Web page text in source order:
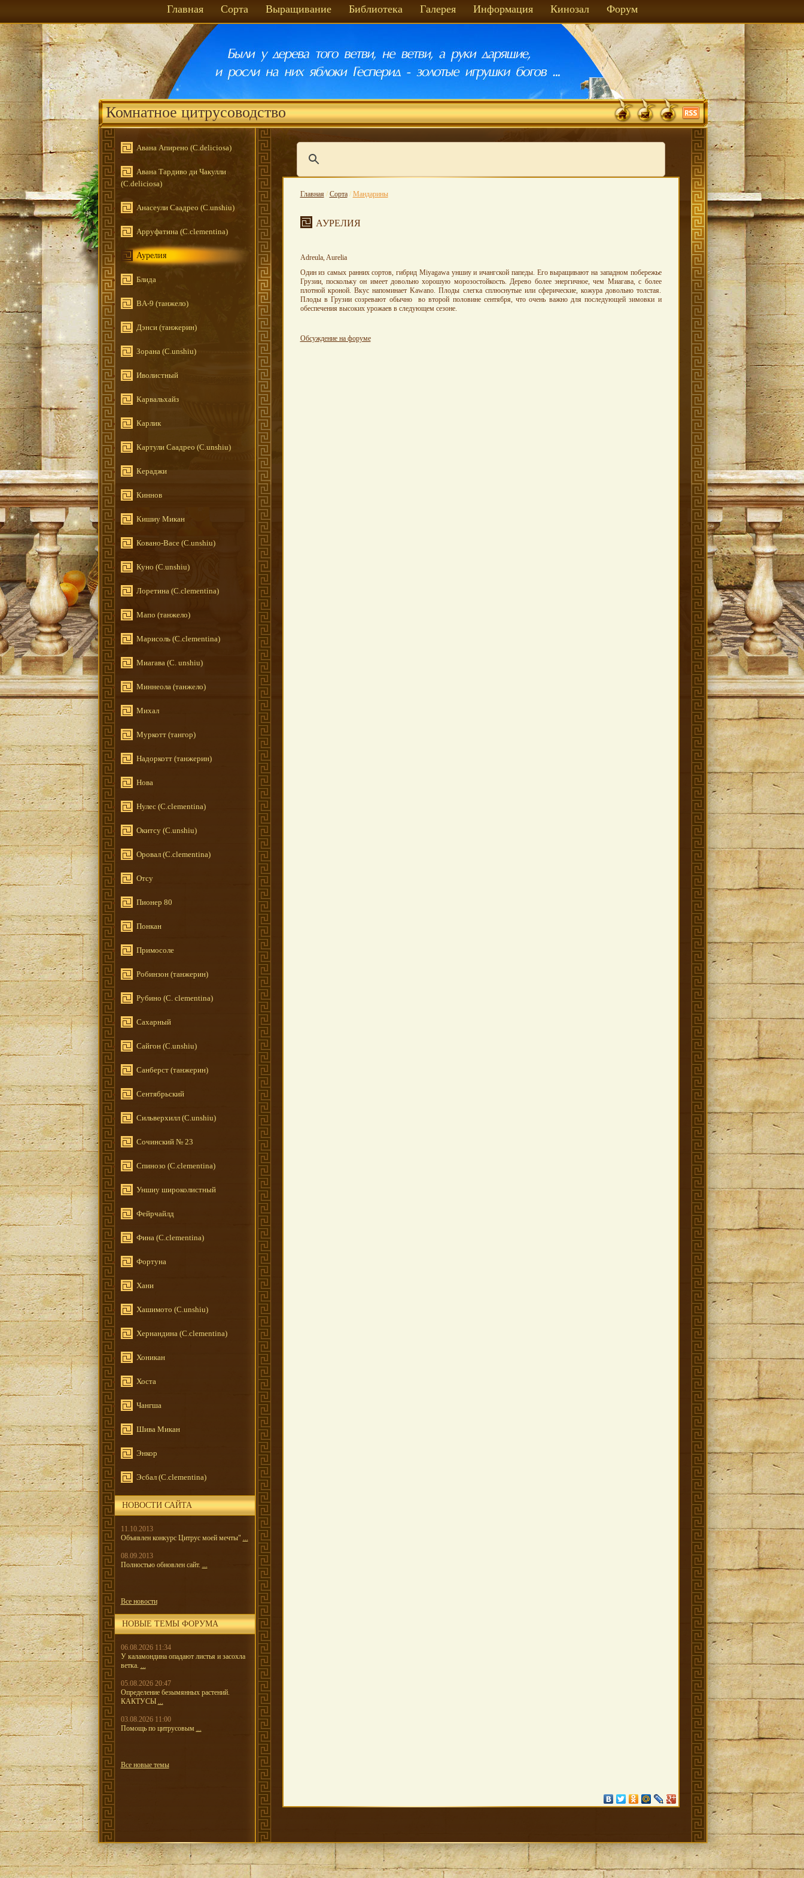
Главная Сорта Выращивание Библиотека Галерея Информация Кинозал Форум
Комнатное цитрусоводство
Авана Апирено (C.deliciosa)
Авана Тардиво ди Чакулли
(C.deliciosa)
Анасеули Саадрео (C.unshiu)
Арруфатина (C.clementina)
Аурелия
Блида
BA-9 (танжело)
Дэнси (танжерин)
Зорана (C.unshiu)
Иволистный
Карвальхайз
Карлик
Картули Саадрео (C.unshiu)
Кераджи
Киннов
Кишиу Микан
Ковано-Васе (C.unshiu)
Куно (C.unshiu)
Лоретина (C.clementina)
Мапо (танжело)
Марисоль (C.clementina)
Миагава (C. unshiu)
Миннеола (танжело)
Михал
Муркотт (тангор)
Надоркотт (танжерин)
Нова
Нулес (C.clementina)
Окитсу (C.unshiu)
Оровал (C.clementina)
Отсу
Пионер 80
Понкан
Примосоле
Робинзон (танжерин)
Рубино (C. clementina)
Сахарный
Сайгон (C.unshiu)
Санберст (танжерин)
Сентябрьский
Сильверхилл (C.unshiu)
Сочинский № 23
Спинозо (C.clementina)
Уншиу широколистный
Фейрчайлд
Фина (C.clementina)
Фортуна
Хани
Хашимото (C.unshiu)
Хернандина (C.clementina)
Хоникан
Хоста
Чангша
Шива Микан
Энкор
Эсбал (C.clementina)
НОВОСТИ САЙТА
11.10.2013
Объявлен конкурс Цитрус моей мечты" ...
08.09.2013
Полностью обновлен сайт. ...
Все новости
НОВЫЕ ТЕМЫ ФОРУМА
06.08.2026 11:34
У каламондина опадают листья и засохла
ветка. ...
05.08.2026 20:47
Определение безымянных растений.
КАКТУСЫ ...
03.08.2026 11:00
Помощь по цитрусовым ...
Все новые темы
Главная/ Сорта/ Мандарины
АУРЕЛИЯ
Adreula, Aurelia
Один из самых ранних сортов, гибрид Miyagawa уншиу и ичангской папеды. Его выращивают на западном побережье
Грузии, поскольку он имеет довольно хорошую морозостойкость. Дерево более энергичное, чем Миагава, с более
плотной кроной. Вкус напоминает Kawano. Плоды слегка сплюснутые или сферические, кожура довольно толстая.
Плоды в Грузии созревают обычно во второй половине сентября, что очень важно для последующей зимовки и
обеспечения высоких урожаев в следующем сезоне.
Обсуждение на форуме